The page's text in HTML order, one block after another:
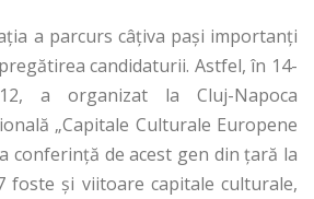
a parcurs câţiva paşi importanţi
candidaturii. Astfel, în 14-
a organizat la Cluj-Napoca
„Capitale Culturale Europene
conferinţă de acest gen din ţară la
foste şi viitoare capitale culturale,